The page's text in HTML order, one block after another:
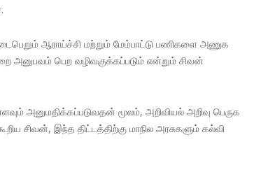
ஆராய்ச்சி மற்றும் மேம்பாட்டு பணிகளை அணுக
பெற வழிவகுக்கப்படும் என்றும் சிவன்
அனுமதிக்கப்படுவதன் மூலம், அறிவியல் அறிவு பெருக
சிவன், இந்த திட்டத்திற்கு மாநில அரசுகளும் கல்வி